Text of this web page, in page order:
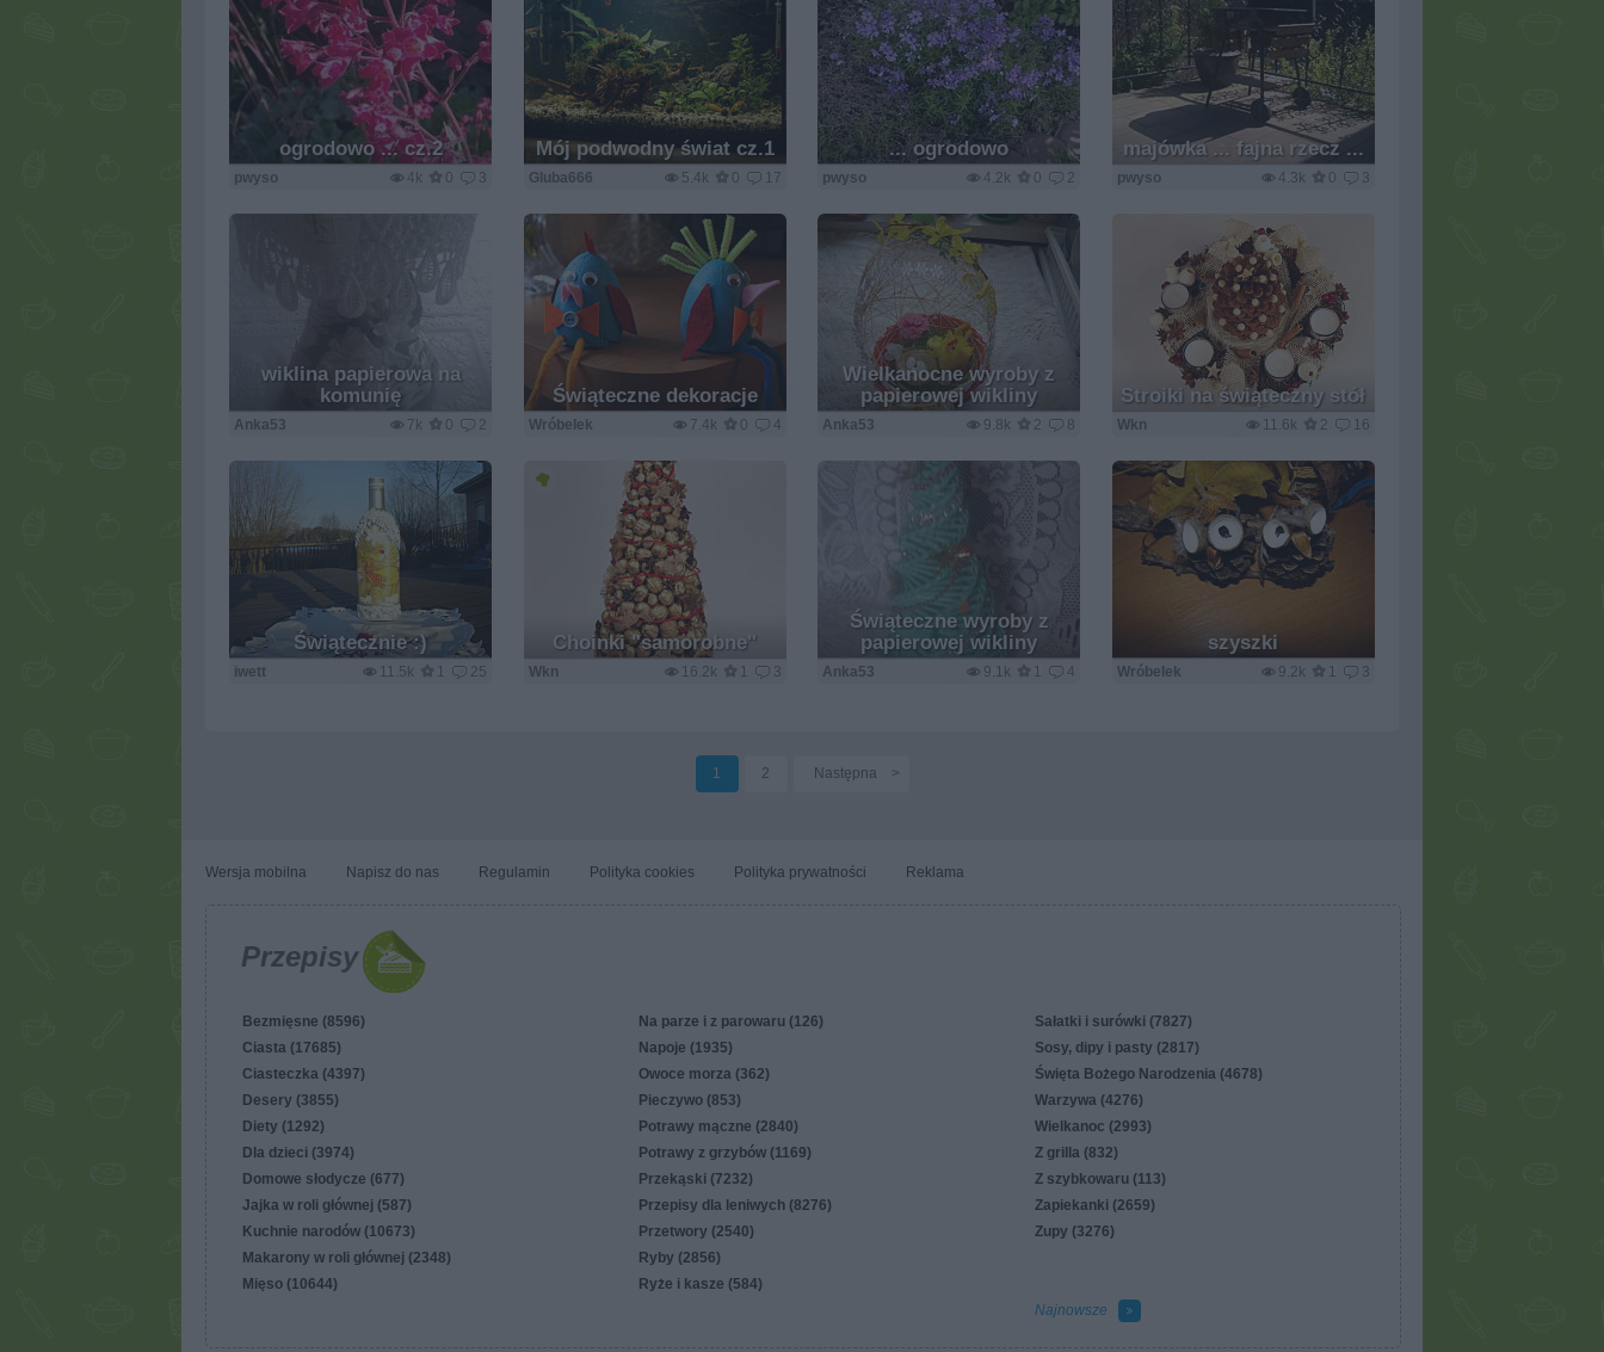
ogrodowo ... cz.2
4k 0 3
pwyso
Mój podwodny świat cz.1
5.4k 0 17
Gluba666
... ogrodowo
4.2k 0 2
pwyso
majówka ... fajna rzecz ...
4.3k 0 3
pwyso
wiklina papierowa na
komunię
7k 0 2
Anka53
Świąteczne dekoracje
7.4k 0 4
Wróbelek
Wielkanocne wyroby z
papierowej wikliny
9.8k 2 8
Anka53
Stroiki na świąteczny stół
11.6k 2 16
Wkn
Świątecznie :)
11.5k 1 25
iwett
Choinki "samorobne"
16.2k 1 3
Wkn
Świąteczne wyroby z
papierowej wikliny
9.1k 1 4
Anka53
szyszki
9.2k 1 3
Wróbelek
1 2 Następna >
Wersja mobilna Napisz do nas Regulamin Polityka cookies Polityka prywatności Reklama
Przepisy
Bezmięsne (8596)
Ciasta (17685)
Ciasteczka (4397)
Desery (3855)
Diety (1292)
Dla dzieci (3974)
Domowe słodycze (677)
Jajka w roli głównej (587)
Kuchnie narodów (10673)
Makarony w roli głównej (2348)
Mięso (10644)
Na parze i z parowaru (126)
Napoje (1935)
Owoce morza (362)
Pieczywo (853)
Potrawy mączne (2840)
Potrawy z grzybów (1169)
Przekąski (7232)
Przepisy dla leniwych (8276)
Przetwory (2540)
Ryby (2856)
Ryże i kasze (584)
Sałatki i surówki (7827)
Sosy, dipy i pasty (2817)
Święta Bożego Narodzenia (4678)
Warzywa (4276)
Wielkanoc (2993)
Z grilla (832)
Z szybkowaru (113)
Zapiekanki (2659)
Zupy (3276)
Najnowsze